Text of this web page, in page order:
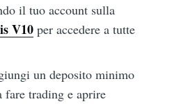
il tuo account sulla
V10per accedere a tutte
un deposito minimo
trading e aprire